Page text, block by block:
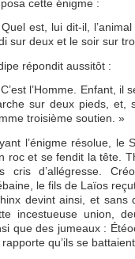
posa cette énigme :
est, lui dit-il,
sur deux et le soir sur
répondit aussitôt :
l’Homme. Enfant, il
sur deux pieds, et,
troisième soutien. »
l’énigme résolue, le
roc et se fendit la tête.
cris d’allégresse.
le fils de Laïos
devint ainsi, et sans
incestueuse union,
que des jumeaux :
qu’ils se